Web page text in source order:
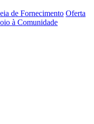
de Fornecimento Oferta
à Comunidade